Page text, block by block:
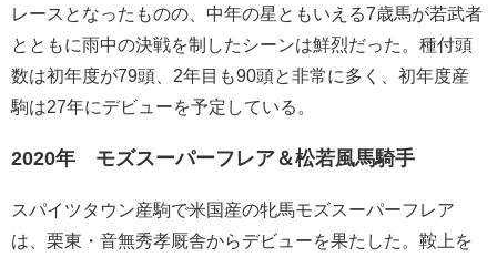
レースとなったものの、中年の星ともいえる7歳馬が若武者
とともに雨中の決戦を制したシーンは鮮烈だった。種付頭
数は初年度が79頭、2年目も90頭と非常に多く、初年度産
駒は27年にデビューを予定している。
2020年 モズスーパーフレア＆松若風馬騎手
スパイツタウン産駒で米国産の牝馬モズスーパーフレア
は、栗東・音無秀孝厩舎からデビューを果たした。鞍上を